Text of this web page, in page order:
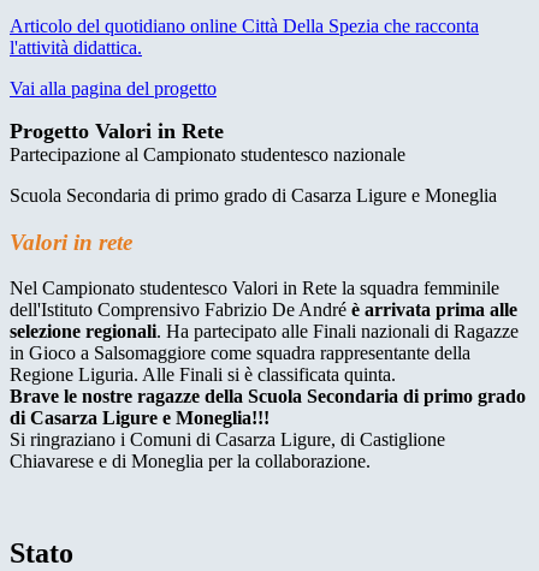
Articolo del quotidiano online Città Della Spezia che racconta
l'attività didattica.
Vai alla pagina del progetto
Progetto Valori in Rete
Partecipazione al Campionato studentesco nazionale
Scuola Secondaria di primo grado di Casarza Ligure e Moneglia
Valori in rete
Nel Campionato studentesco Valori in Rete la squadra femminile
dell'Istituto Comprensivo Fabrizio De André è arrivata prima alle
selezione regionali. Ha partecipato alle Finali nazionali di Ragazze
in Gioco a Salsomaggiore come squadra rappresentante della
Regione Liguria. Alle Finali si è classificata quinta.
Brave le nostre ragazze della Scuola Secondaria di primo grado
di Casarza Ligure e Moneglia!!!
Si ringraziano i Comuni di Casarza Ligure, di Castiglione
Chiavarese e di Moneglia per la collaborazione.
Stato